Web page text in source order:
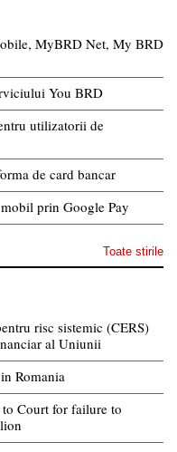
MyBRD Net, My BRD
You BRD
utilizatorii de
de card bancar
prin Google Pay
Toate stirile
risc sistemic (CERS)
al Uniunii
Romania
to Court for failure to